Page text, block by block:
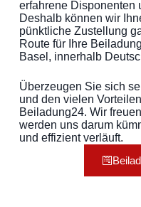
erfahrene Disponenten
Deshalb können wir
pünktliche Zustellung
Route für Ihre
Basel, innerhalb
Überzeugen Sie sich
und den vielen
Beiladung24. Wir
werden uns darum
und effizient verläuft.